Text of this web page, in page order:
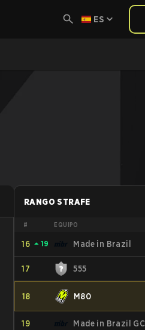
ES
RANGO STRAFE
# EQUIPO
16 ⏶ 19 Made in Brazil
17 555
18 M80
19 Made in Brazil GC